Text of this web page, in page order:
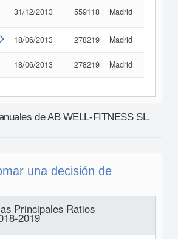
31/12/2013 559118 Madrid
18/06/2013 278219 Madrid
18/06/2013 278219 Madrid
de AB WELL-FITNESS SL.
una decisión de
Principales Ratios
2019